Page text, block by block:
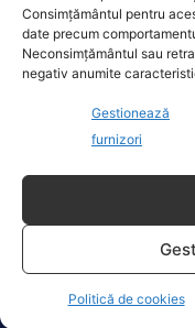
Consimțământul pentru
date precum
Neconsimțământul sau
negativ anumite
Gestionează
furnizori
Politică de cookies
Bolojan dă
curentul
Cu cât timp